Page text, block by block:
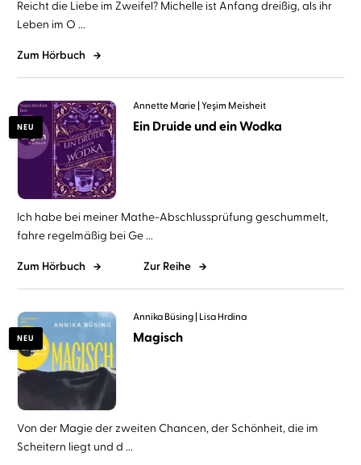
Reicht die Liebe im Zweifel? Michelle ist Anfang dreißig, als ihr
Leben im O ...
Zum Hörbuch
NEU
Annette Marie Yeşim Meisheit
Ein Druide und ein Wodka
Ich habe bei meiner Mathe-Abschlussprüfung geschummelt,
fahre regelmäßig bei Ge ...
Zum Hörbuch Zur Reihe
NEU
Annika Büsing Lisa Hrdina
Magisch
Von der Magie der zweiten Chancen, der Schönheit, die im
Scheitern liegt und d ...